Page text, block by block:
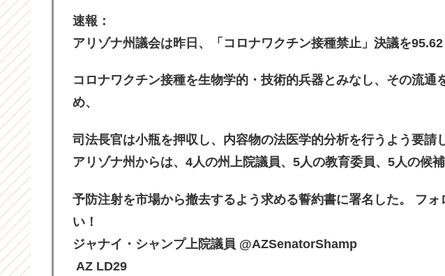
速報：
アリゾナ州議会は昨日、「コロナワクチン接種禁止」決議を95.62
コロナワクチン接種を生物学的・技術的兵器とみなし、その流通
め、
司法長官は小瓶を押収し、内容物の法医学的分析を行うよう要請
アリゾナ州からは、4人の州上院議員、5人の教育委員、5人の候補
予防注射を市場から撤去するよう求める誓約書に署名した。 フォ
い！
ジャナイ・シャンプ上院議員 @AZSenatorShamp
AZ LD29